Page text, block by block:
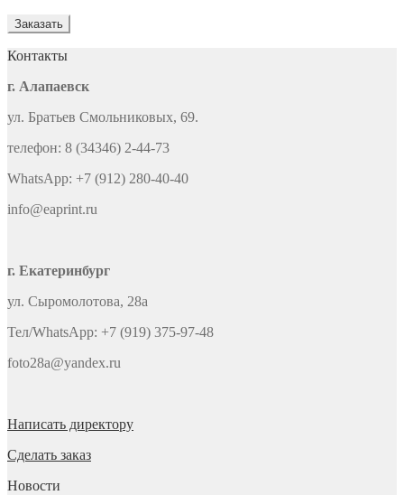
Контакты
г. Алапаевск
ул. Братьев Смольниковых, 69.
телефон: 8 (34346) 2-44-73
WhatsApp: +7 (912) 280-40-40
info@eaprint.ru
г. Екатеринбург
ул. Сыромолотова, 28а
Тел/WhatsApp: +7 (919) 375-97-48
foto28a@yandex.ru
Написать директору
Сделать заказ
Новости